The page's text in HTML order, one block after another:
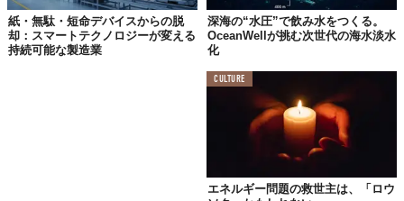
紙・無駄・短命デバイスからの脱
却：スマートテクノロジーが変える
持続可能な製造業
深海の“水圧”で飲み水をつくる。
OceanWellが挑む次世代の海水淡水
化
CULTURE
エネルギー問題の救世主は、「ロウ